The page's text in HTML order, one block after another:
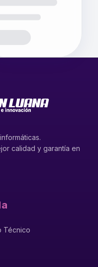
calidad y garantía en
Técnico